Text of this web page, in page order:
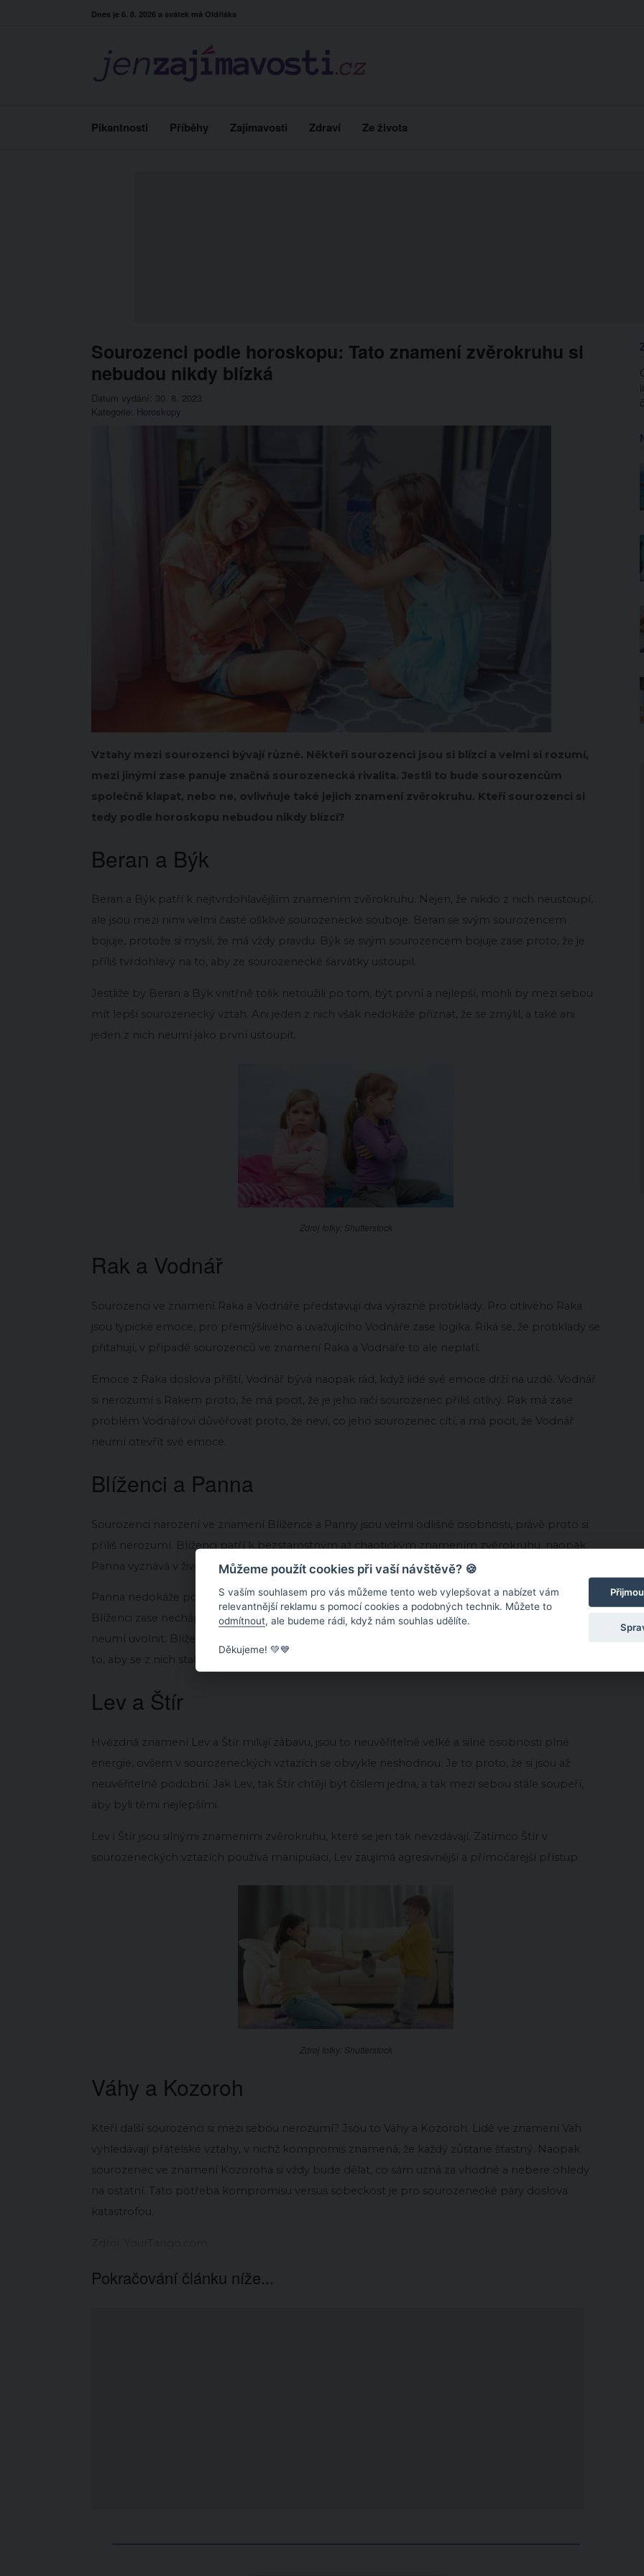
Dnes je 6. 8. 2026 a svátek má Oldřiška
Pikantnosti Příběhy Zajímavosti Zdraví Ze života
Sourozenci podle horoskopu: Tato znamení zvěrokruhu si
nebudou nikdy blízká
Datum vydání: 30. 8. 2023
Kategorie: Horoskopy
Vztahy mezi sourozenci bývají různé. Někteří sourozenci jsou si blízcí a velmi si rozumí,
mezi jinými zase panuje značná sourozenecká rivalita. Jestli to bude sourozencům
společně klapat, nebo ne, ovlivňuje také jejich znamení zvěrokruhu. Kteří sourozenci si
tedy podle horoskopu nebudou nikdy blízcí?
Beran a Býk
Beran a Býk patří k nejtvrdohlavějším znamením zvěrokruhu. Nejen, že nikdo z nich neustoupí,
ale jsou mezi nimi velmi časté ošklivé sourozenecké souboje. Beran se svým sourozencem
bojuje, protože si myslí, že má vždy pravdu. Býk se svým sourozencem bojuje zase proto, že je
příliš tvrdohlavý na to, aby ze sourozenecké šarvátky ustoupil.
Jestliže by Beran a Býk vnitřně tolik netoužili po tom, být první a nejlepší, mohli by mezi sebou
mít lepší sourozenecký vztah. Ani jeden z nich však nedokáže přiznat, že se zmýlil, a také ani
jeden z nich neumí jako první ustoupit.
Zdroj fotky: Shutterstock
Rak a Vodnář
Sourozenci ve znamení Raka a Vodnáře představují dva výrazné protiklady. Pro citlivého Raka
jsou typické emoce, pro přemýšlivého a uvažujícího Vodnáře zase logika. Říká se, že protiklady se
přitahují, v případě sourozenců ve znamení Raka a Vodnáře to ale neplatí.
Emoce z Raka doslova příští, Vodnář bývá naopak rád, když lidé své emoce drží na uzdě. Vodnář
si nerozumí s Rakem proto, že má pocit, že je jeho račí sourozenec příliš citlivý. Rak má zase
problém Vodnářovi důvěřovat proto, že neví, co jeho sourozenec cítí, a má pocit, že Vodnář
neumí otevřít své emoce.
Blíženci a Panna
Sourozenci narození ve znamení Blížence a Panny jsou velmi odlišné osobnosti, právě proto si
příliš nerozumí. Blíženci patří k bezstarostným až chaotickým znamením zvěrokruhu, naopak
Panna vyznává v životě řád a pravidla.
Panna nedokáže pochopit, proč její sourozenec ve znamení Blíženců nebere věci příliš vážně.
Blíženci zase nechápou, proč jsou jejich bratr nebo sestra ve znamení Panny tak vážní a proč se
neumí uvolnit. Blíženci a Panna se coby sourozenci nemusí notně nenávidět, ale jsou příliš jiní na
to, aby se z nich stali dobří přátelé.
Lev a Štír
Hvězdná znamení Lev a Štír milují zábavu, jsou to neuvěřitelně velké a silné osobnosti plné
energie, ovšem v sourozeneckých vztazích se obvykle neshodnou. Je to proto, že si jsou až
neuvěřitelně podobní. Jak Lev, tak Štír chtějí být číslem jedna, a tak mezi sebou stále soupeří,
aby byli těmi nejlepšími.
Lev i Štír jsou silnými znameními zvěrokruhu, které se jen tak nevzdávají. Zatímco Štír v
sourozeneckých vztazích používá manipulaci, Lev zaujímá agresivnější a přímočarejší přístup.
Zdroj fotky: Shutterstock
Váhy a Kozoroh
Kteří další sourozenci si mezi sebou nerozumí? Jsou to Váhy a Kozoroh. Lidé ve znamení Vah
vyhledávají přátelské vztahy, v nichž kompromis znamená, že každý zůstane šťastný. Naopak
sourozenec ve znamení Kozoroha si vždy bude dělat, co sám uzná za vhodné a nebere ohledy
na ostatní. Tato potřeba kompromisu versus sobeckost je pro sourozenecké páry doslova
katastrofou.
Pokračování článku níže...
Můžeme použít cookies při vaší návštěvě? 🍪
S vaším souhlasem pro vás můžeme tento web vylepšovat a nabízet vám
relevantnější reklamu s pomocí cookies a podobných technik. Můžete to
odmítnout, ale budeme rádi, když nám souhlas udělíte.
Děkujeme! 💚💙